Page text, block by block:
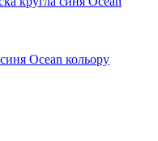
Ocean кольору